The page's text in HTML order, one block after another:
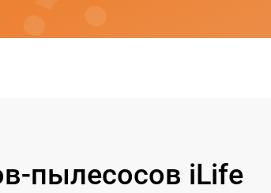
пылесосов iLife